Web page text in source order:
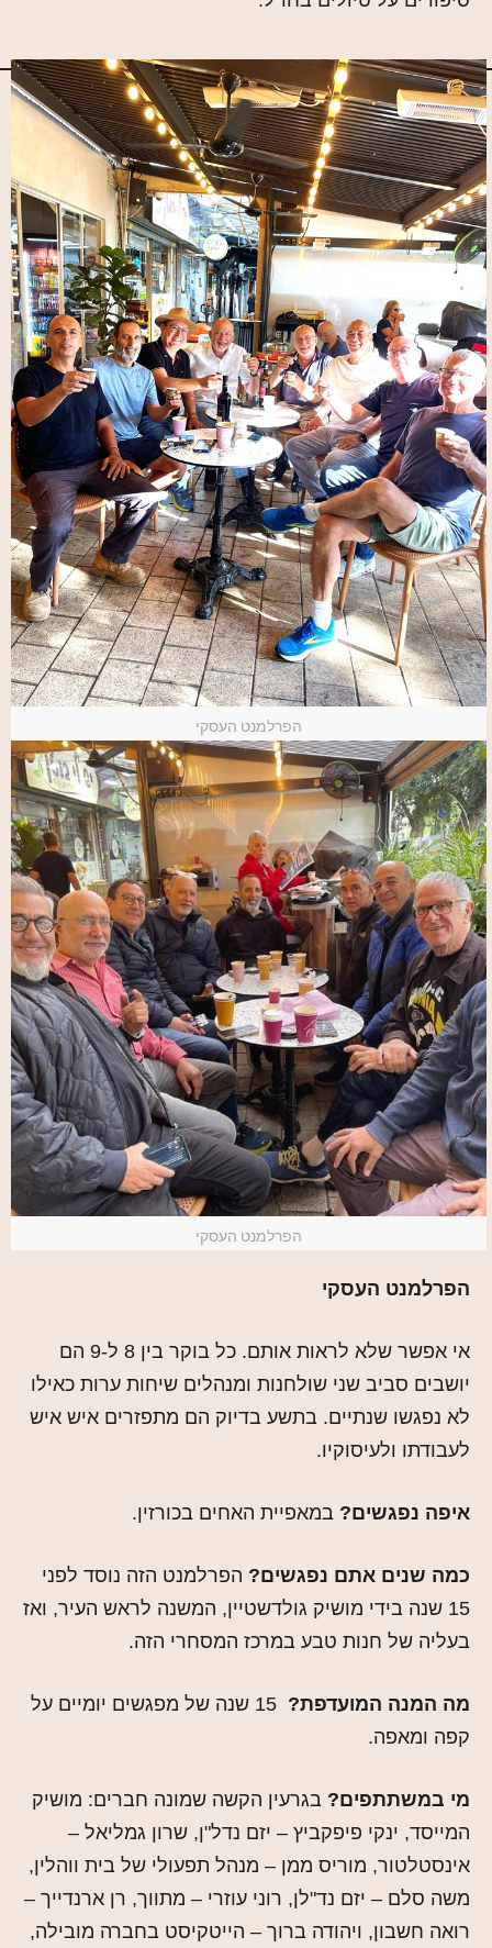
הפרלמנט העסקי
הפרלמנט העסקי
הפרלמנט העסקי
אי אפשר שלא לראות אותם. כל בוקר בין 8 ל-9 הם
יושבים סביב שני שולחנות ומנהלים שיחות ערות כאילו
לא נפגשו שנתיים. בתשע בדיוק הם מתפזרים איש איש
לעבודתו ולעיסוקיו.
איפה נפגשים? במאפיית האחים בכורזין.
כמה שנים אתם נפגשים? הפרלמנט הזה נוסד לפני
15 שנה בידי מושיק גולדשטיין, המשנה לראש העיר, ואז
בעליה של חנות טבע במרכז המסחרי הזה.
מה המנה המועדפת?
15 שנה של מפגשים יומיים על
קפה ומאפה.
מי במשתתפים? בגרעין הקשה שמונה חברים: מושיק
המייסד, ינקי פיפקביץ – יזם נדל"ן, שרון גמליאל –
אינסטלטור, מוריס ממן – מנהל תפעולי של בית ווהלין,
משה סלם – יזם נד"לן, רוני עוזרי – מתווך, רן ארנדייך –
רואה חשבון, ויהודה ברוך – הייטקיסט בחברה מובילה,